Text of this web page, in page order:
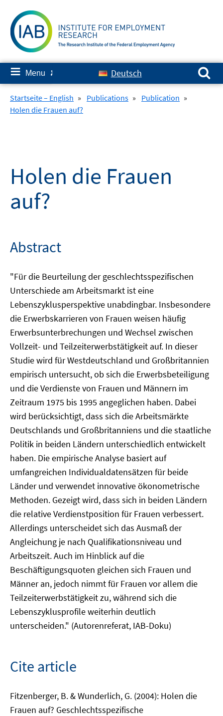
content
≡ Menu ✘ Deutsch
Search for:
Startseite – English » Publications » Publication »
Holen die Frauen auf?
Holen die Frauen
auf?
Abstract
"Für die Beurteilung der geschlechtsspezifischen
Unterschiede am Arbeitsmarkt ist eine
Lebenszyklusperspektive unabdingbar. Insbesondere
die Erwerbskarrieren von Frauen weisen häufig
Erwerbsunterbrechungen und Wechsel zwischen
Vollzeit- und Teilzeiterwerbstätigkeit auf. In dieser
Studie wird für Westdeutschland und Großbritannien
empirisch untersucht, ob sich die Erwerbsbeteiligung
und die Verdienste von Frauen und Männern im
Zeitraum 1975 bis 1995 angeglichen haben. Dabei
wird berücksichtigt, dass sich die Arbeitsmärkte
Deutschlands und Großbritanniens und die staatliche
Politik in beiden Ländern unterschiedlich entwickelt
haben. Die empirische Analyse basiert auf
umfangreichen Individualdatensätzen für beide
Länder und verwendet innovative ökonometrische
Methoden. Gezeigt wird, dass sich in beiden Ländern
die relative Verdienstposition für Frauen verbessert.
Allerdings unterscheidet sich das Ausmaß der
Angleichung je nach Qualifikationsniveau und
Arbeitszeit. Auch im Hinblick auf die
Beschäftigungsquoten gleichen sich Frauen und
Männer an, jedoch nimmt für Frauen vor allem die
Teilzeiterwerbstätigkeit zu, während sich die
Lebenszyklusprofile weiterhin deutlich
unterscheiden." (Autorenreferat, IAB-Doku)
Cite article
Fitzenberger, B. & Wunderlich, G. (2004): Holen die
Frauen auf? Geschlechtsspezifische